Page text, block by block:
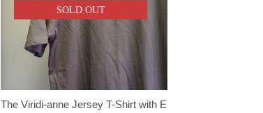
SOLD OUT
The Viridi-anne Jersey T-Shirt with E